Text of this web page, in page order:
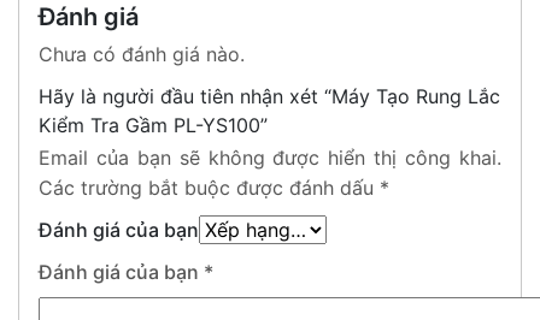
Đánh giá
Chưa có đánh giá nào.
Hãy là người đầu tiên nhận xét “Máy Tạo Rung Lắc
Kiểm Tra Gầm PL-YS100”
Email của bạn sẽ không được hiển thị công khai.
Các trường bắt buộc được đánh dấu *
Đánh giá của bạn
Đánh giá của bạn *